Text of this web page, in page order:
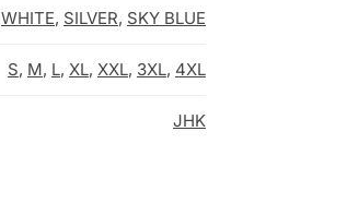
WHITE, SILVER, SKY BLUE
S, M, L, XL, XXL, 3XL, 4XL
JHK